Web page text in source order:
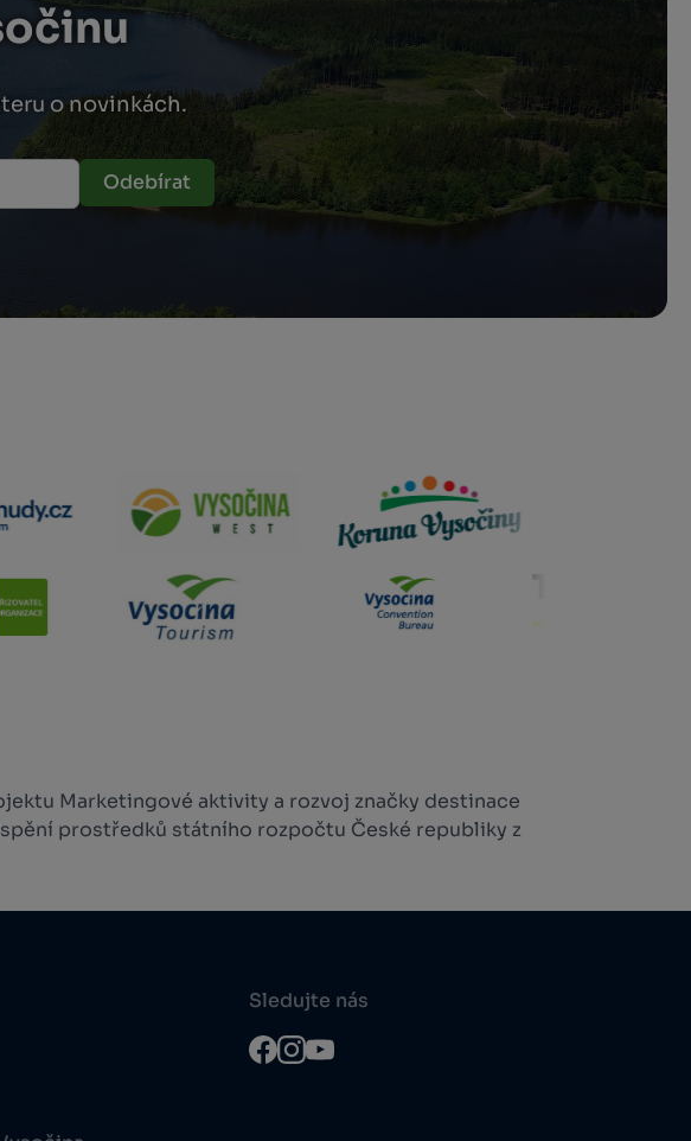
o novinkách.
Odebírat
Marketingové aktivity a rozvoj značky destinace
prostředků státního rozpočtu České republiky z
Sledujte nás